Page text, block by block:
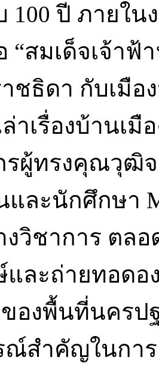
100 ปี ภายใ
“สมเด็จเจ้า
ชธิดา กับเมือ
ล่าเรื่องบ้านเ
รผู้ทรงคุณวุฒิ
ละนักศึกษา
งวิชาการ ตล
และถ่ายทอด
องพื้นที่นครป
ณ์สำคัญในกา